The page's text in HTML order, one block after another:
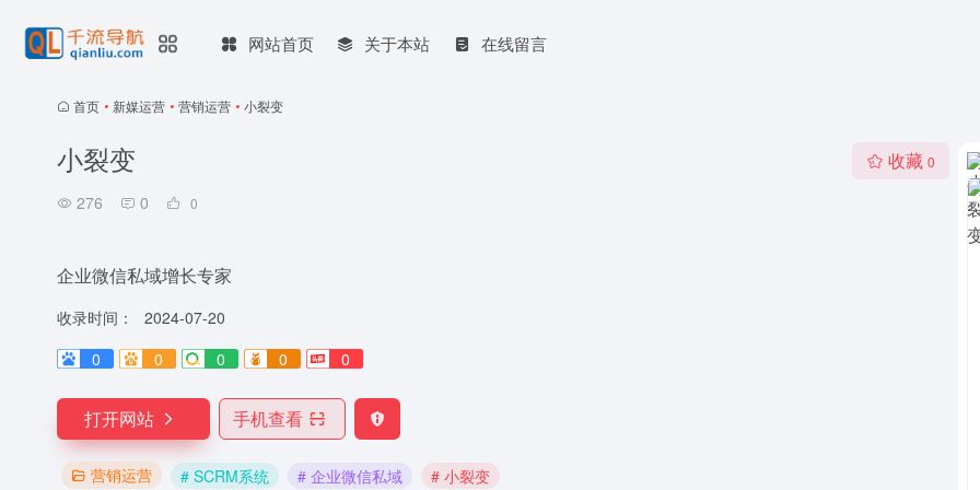
网站首页 关于本站 在线留言
首页 • 新媒运营 • 营销运营 • 小裂变
小裂变
276 0 0
收藏 0
企业微信私域增长专家
收录时间：
2024-07-20
0
0 0 0 0
打开网站 手机查看
营销运营 # SCRM系统 # 企业微信私域 # 小裂变